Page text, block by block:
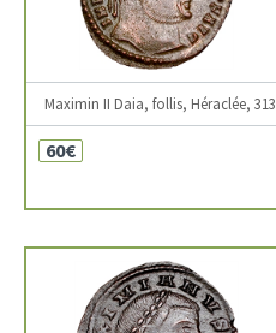
Maximin II Daia, follis, Héraclée, 313
60€